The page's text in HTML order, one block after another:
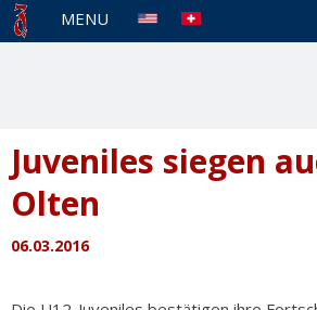
MENU
Juveniles siegen
Olten
06.03.2016